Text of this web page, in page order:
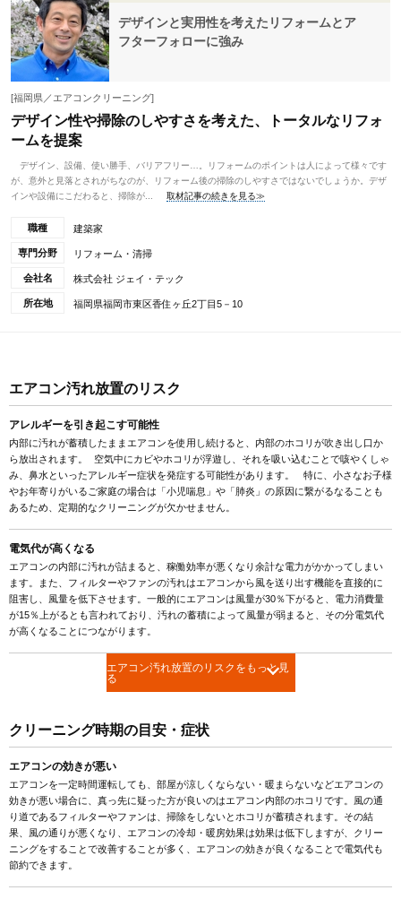
デザインと実用性を考えたリフォームとア
フターフォローに強み
[福岡県／エアコンクリーニング]
デザイン性や掃除のしやすさを考えた、トータルなリフォ
ームを提案
デザイン、設備、使い勝手、バリアフリー…。リフォームのポイントは人によって様々です
が、意外と見落とされがちなのが、リフォーム後の掃除のしやすさではないでしょうか。デザ
インや設備にこだわると、掃除が...
取材記事の続きを見る≫
職種 建築家
専門分野 リフォーム・清掃
会社名 株式会社 ジェイ・テック
所在地 福岡県福岡市東区香住ヶ丘2丁目5－10
エアコン汚れ放置のリスク
アレルギーを引き起こす可能性
内部に汚れが蓄積したままエアコンを使用し続けると、内部のホコリが吹き出し口か
ら放出されます。 空気中にカビやホコリが浮遊し、それを吸い込むことで咳やくしゃ
み、鼻水といったアレルギー症状を発症する可能性があります。 特に、小さなお子様
やお年寄りがいるご家庭の場合は「小児喘息」や「肺炎」の原因に繋がるなることも
あるため、定期的なクリーニングが欠かせません。
電気代が高くなる
エアコンの内部に汚れが詰まると、稼働効率が悪くなり余計な電力がかかってしまい
ます。また、フィルターやファンの汚れはエアコンから風を送り出す機能を直接的に
阻害し、風量を低下させます。一般的にエアコンは風量が30％下がると、電力消費量
が15％上がるとも言われており、汚れの蓄積によって風量が弱まると、その分電気代
が高くなることにつながります。
エアコン汚れ放置のリスクをもっと見
る
クリーニング時期の目安・症状
エアコンの効きが悪い
エアコンを一定時間運転しても、部屋が涼しくならない・暖まらないなどエアコンの
効きが悪い場合に、真っ先に疑った方が良いのはエアコン内部のホコリです。風の通
り道であるフィルターやファンは、掃除をしないとホコリが蓄積されます。その結
果、風の通りが悪くなり、エアコンの冷却・暖房効果は効果は低下しますが、クリー
ニングをすることで改善することが多く、エアコンの効きが良くなることで電気代も
節約できます。